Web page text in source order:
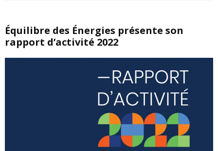
Équilibre des Énergies présente son
rapport d’activité 2022